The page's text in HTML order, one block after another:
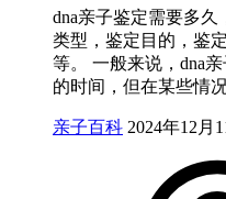
dna亲子鉴定需要多
类型，鉴定目的，鉴
等。 一般来说，dna
的时间，但在某些情
亲子百科 2024年12月